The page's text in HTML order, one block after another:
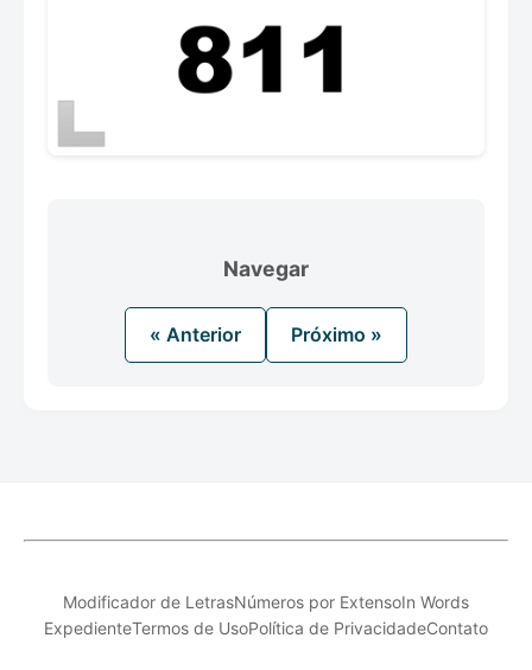
Navegar
« Anterior Próximo »
Modificador de LetrasNúmeros por ExtensoIn Words
ExpedienteTermos de UsoPolítica de PrivacidadeContato